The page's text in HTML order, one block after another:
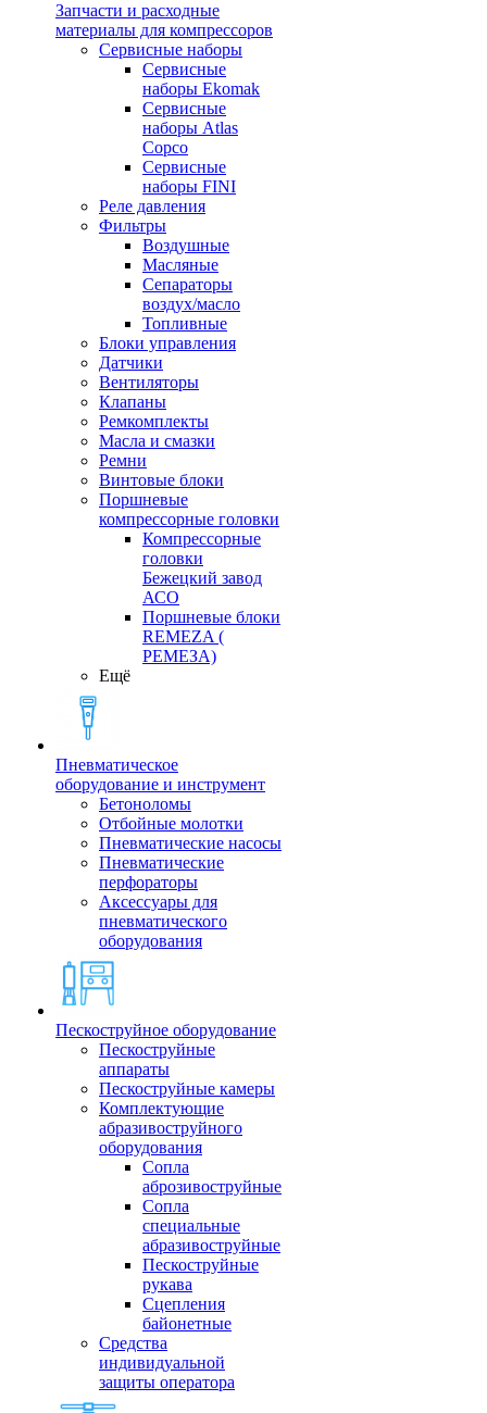
Запчасти и расходные
материалы для компрессоров
Cервисные наборы
Сервисные
наборы Ekomak
Cервисные
наборы Atlas
Copco
Сервисные
наборы FINI
Реле давления
Фильтры
Воздушные
Масляные
Сепараторы
воздух/масло
Топливные
Блоки управления
Датчики
Вентиляторы
Клапаны
Ремкомплекты
Масла и смазки
Ремни
Винтовые блоки
Поршневые
компрессорные головки
Компрессорные
головки
Бежецкий завод
АСО
Поршневые блоки
REMEZA (
РЕМЕЗА)
Ещё
Пневматическое
оборудование и инструмент
Бетоноломы
Отбойные молотки
Пневматические насосы
Пневматические
перфораторы
Аксессуары для
пневматического
оборудования
Пескоструйное оборудование
Пескоструйные
аппараты
Пескоструйные камеры
Комплектующие
абразивоструйного
оборудования
Сопла
аброзивоструйные
Сопла
специальные
абразивоструйные
Пескоструйные
рукава
Сцепления
байонетные
Средства
индивидуальной
защиты оператора